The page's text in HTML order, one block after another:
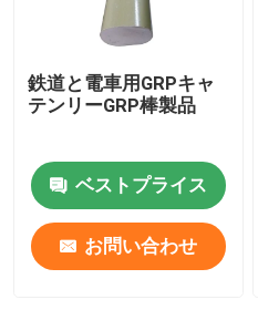
鉄道と電車用GRPキャ
テンリーGRP棒製品
ベストプライス
お問い合わせ